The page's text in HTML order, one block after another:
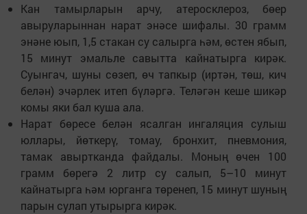
Кан тамырларын арчу, атеросклероз, бөер
авыруларыннан нарат энәсе шифалы. 30 грамм
энәне юып, 1,5 стакан су салырга һәм, өстен ябып,
15 минут эмальле савытта кайнатырга кирәк.
Суынгач, шуны сөзеп, өч тапкыр (иртән, төш, кич
белән) эчәрлек итеп бүләргә. Теләгән кеше шикәр
комы яки бал куша ала.
Нарат бөресе белән ясалган ингаляция сулыш
юллары, йөткерү, томау, бронхит, пневмония,
тамак авыртканда файдалы. Моның өчен 100
грамм бөрегә 2 литр су салып, 5–10 минут
кайнатырга һәм юрганга төренеп, 15 минут шуның
парын сулап утырырга кирәк.